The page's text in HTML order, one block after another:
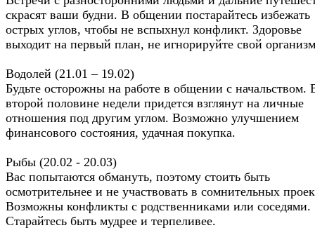
скрасят ваши будни. В общении постарайтесь избежать
острых углов, чтобы не вспыхнул конфликт. Здоровье
выходит на первый план, не игнорируйте свой
Водолей (21.01 – 19.02)
Будьте осторожны на работе в общении с начальством.
второй половине недели придется взглянут на личные
отношения под другим углом. Возможно улучшением
финансового состояния, удачная покупка.
Рыбы (20.02 - 20.03)
Вас попытаются обмануть, поэтому стоить быть
осмотрительнее и не участвовать в сомнительных
Возможны конфликты с родственниками или соседями.
Старайтесь быть мудрее и терпеливее.